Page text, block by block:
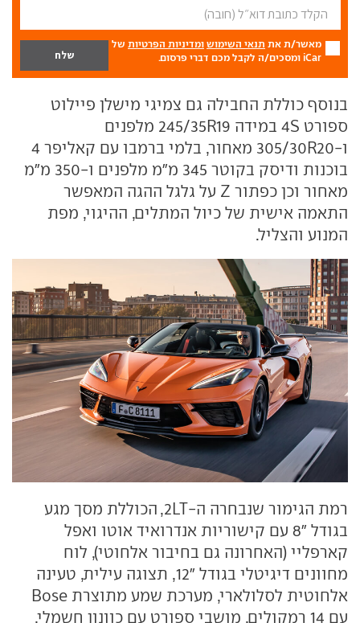
מאשר/ת את תנאי השימוש ומדיניות הפרטיות של
iCar ומסכים/ה לקבל מכם דברי פרסום.
בנוסף כוללת החבילה גם צמיגי מישלן פיילוט
ספורט 4S במידה 245/35R19 מלפנים
ו-305/30R20
מאחור, בלמי ברמבו עם קאליפר 4
בוכנות ודיסק בקוטר 345 מ"מ מלפנים ו-350 מ"מ
מאחור וכן כפתור Z על גלגל ההגה המאפשר
התאמה אישית של כיול המתלים, ההיגוי, מפת
המנוע והצליל.
רמת הגימור שנבחרה ה-2LT, הכוללת מסך מגע
בגודל "8 עם קישוריות אנדרואיד אוטו ואפל
קארפליי (האחרונה גם בחיבור אלחוטי), לוח
מחוונים דיגיטלי בגודל "12, תצוגה עילית, טעינה
אלחוטית לסלולארי, מערכת שמע מתוצרת Bose
עם 14 רמקולים, מושבי ספורט עם כוונון חשמלי,